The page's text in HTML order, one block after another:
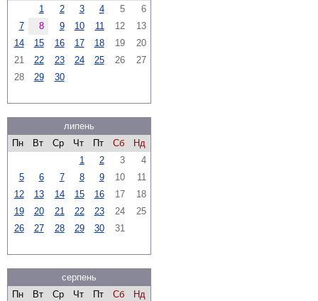
1
2 3 4 5
6
7
8 9 10 11 12
13
14
15 16 17 18 19
20
21
22 23 24 25 26
27
28
29 30
липень
Пн
Вт Ср Чт Пт Сб
Нд
1
2 3
4
5
6 7 8 9 10
11
12
13 14 15 16 17
18
19
20 21 22 23 24
25
26
27 28 29 30 31
серпень
Пн
Вт Ср Чт Пт Сб
Нд